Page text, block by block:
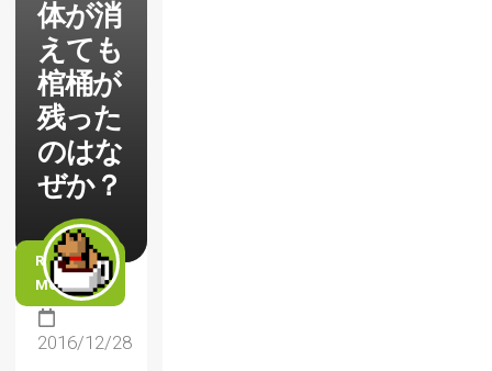
体が消
えても
棺桶が
残った
のはな
ぜか？
READ
MORE
2016/12/28